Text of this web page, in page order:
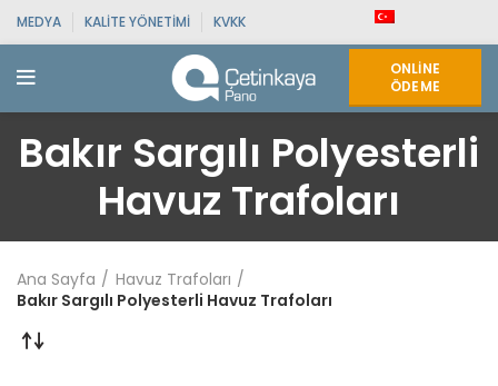
MEDYA KALITE YÖNETIMI KVKK
ONLINE
ÖDEME
Bakır Sargılı Polyesterli
Havuz Trafoları
Ana Sayfa
Havuz Trafoları
Bakır Sargılı Polyesterli Havuz Trafoları